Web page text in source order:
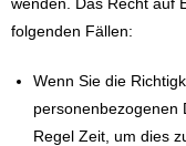
folgenden Fällen:
Wenn Sie die
personenbezogenen
Regel Zeit, um dies